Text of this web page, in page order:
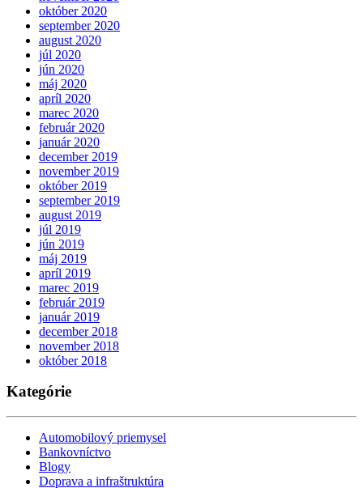
október 2020
september 2020
august 2020
júl 2020
jún 2020
máj 2020
apríl 2020
marec 2020
február 2020
január 2020
december 2019
november 2019
október 2019
september 2019
august 2019
júl 2019
jún 2019
máj 2019
apríl 2019
marec 2019
február 2019
január 2019
december 2018
november 2018
október 2018
Kategórie
Automobilový priemysel
Bankovníctvo
Blogy
Doprava a infraštruktúra